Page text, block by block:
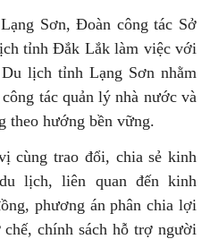
Sơn, Đoàn công tác Sở
tỉnh Đắk Lắk làm việc với
lịch tỉnh Lạng Sơn nhằm
tác quản lý nhà nước và
theo hướng bền vững.
cùng trao đổi, chia sẻ kinh
lịch, liên quan đến kinh
phương án phân chia lợi
chính sách hỗ trợ người